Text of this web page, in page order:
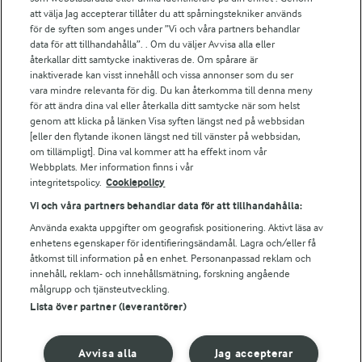
Arlas kundportal
Arla.com
Falbygdens Ost
Arla webbshop
Bildbank
Följ oss
© 2026 Arla Foods
att välja Jag accepterar tillåter du att spårningstekniker används
för de syften som anges under ”Vi och våra partners behandlar
data för att tillhandahålla”. . Om du väljer Avvisa alla eller
återkallar ditt samtycke inaktiveras de. Om spårare är
inaktiverade kan visst innehåll och vissa annonser som du ser
vara mindre relevanta för dig. Du kan återkomma till denna meny
för att ändra dina val eller återkalla ditt samtycke när som helst
genom att klicka på länken Visa syften längst ned på webbsidan
[eller den flytande ikonen längst ned till vänster på webbsidan,
om tillämpligt]. Dina val kommer att ha effekt inom vår
Webbplats. Mer information finns i vår
integritetspolicy. Cookiepolicy
Vi och våra partners behandlar data för att tillhandahålla:
Använda exakta uppgifter om geografisk positionering. Aktivt läsa av
enhetens egenskaper för identifieringsändamål. Lagra och/eller få
åtkomst till information på en enhet. Personanpassad reklam och
innehåll, reklam- och innehållsmätning, forskning angående
målgrupp och tjänsteutveckling.
Lista över partner (leverantörer)
Jag accepterar
Avvisa alla